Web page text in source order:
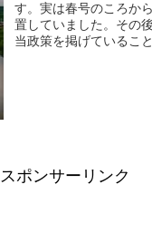
す。実は春号のころか
置していました。その
当政策を掲げているこ
スポンサーリンク